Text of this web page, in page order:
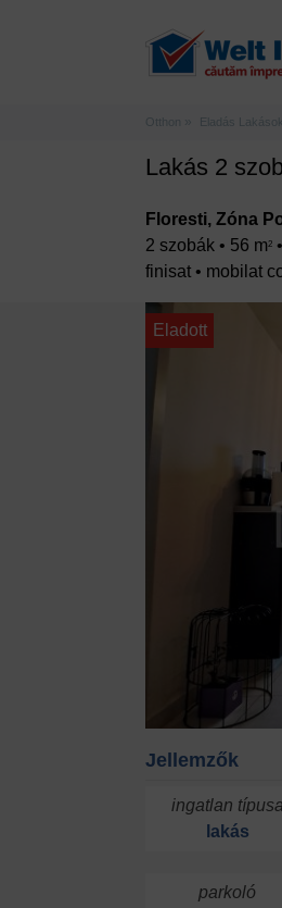
Otthon Eladás Lakások
Lakás 2
Floresti, Zóna
2 szobák • 56 m2
finisat • mobilat
Eladott
Jellemzők
ingatlan típusa
lakás
parkoló